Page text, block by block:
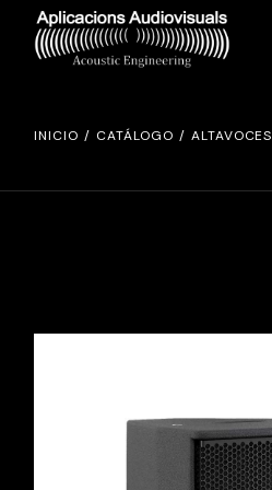
INICIO CATÁLOGO ALTAVOCES